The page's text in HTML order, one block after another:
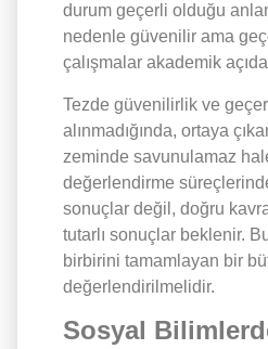
durum geçerli olduğu
nedenle güvenilir ama
çalışmalar akademik
Tezde güvenilirlik ve
alınmadığında, ortaya
zeminde savunulamaz
değerlendirme
sonuçlar değil, doğru
tutarlı sonuçlar beklenir.
birbirini tamamlayan bir
değerlendirilmelidir.
Sosyal